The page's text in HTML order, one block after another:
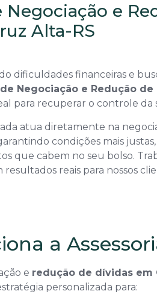
Negociação e
Alta-RS
dificuldades financeiras e
Negociação e Redução
para recuperar o controle da
atua diretamente na
condições mais
que cabem no seu bolso.
reais para nossos
a
e redução de dívidas em
personalizada para: